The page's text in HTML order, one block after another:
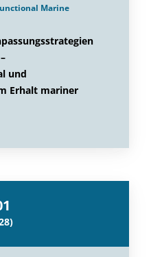
Marine
und
Erhalt mariner